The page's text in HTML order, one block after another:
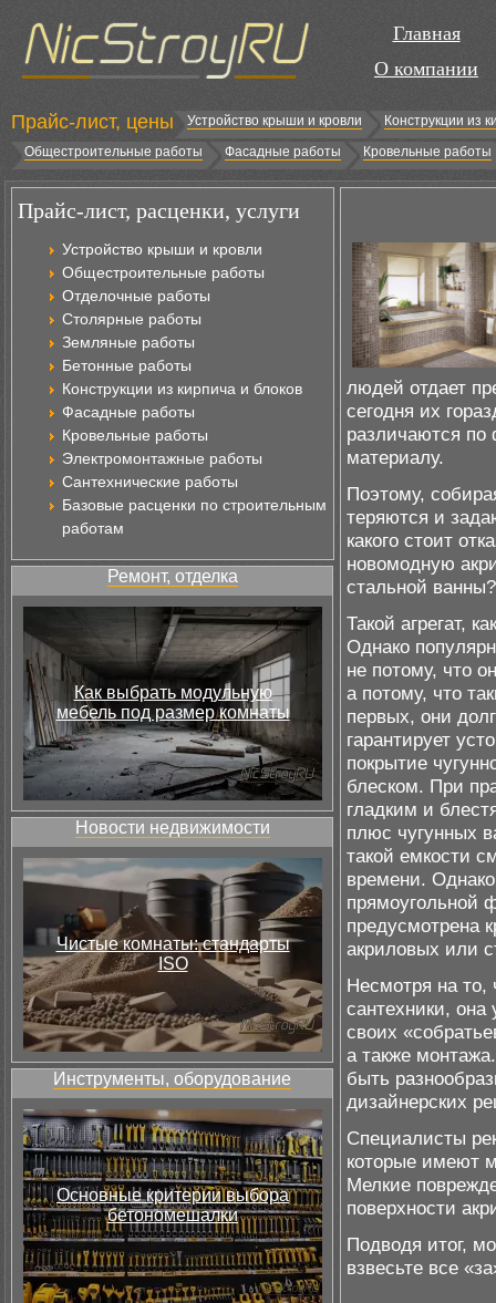
Главная
О компании
Прайс-лист, цены Устройство крыши и кровли
Конструкции из
Общестроительные работы
Фасадные работы Кровельные работы
Прайс-лист, расценки, услуги
Устройство крыши и кровли
Общестроительные работы
Отделочные работы
Столярные работы
Земляные работы
Бетонные работы
Конструкции из кирпича и блоков
Фасадные работы
Кровельные работы
Электромонтажные работы
Сантехнические работы
Базовые расценки по строительным
работам
Ремонт, отделка
Как выбрать модульную
мебель под размер комнаты
Новости недвижимости
Чистые комнаты: стандарты
ISO
Инструменты, оборудование
Основные критерии выбора
бетономешалки
людей отдает
сегодня их
различаются
материалу.
Поэтому,
теряются и
какого стоит
новомодную
стальной
Такой агрегат,
Однако
не потому, что
а потому, что
первых, они
гарантирует
покрытие
блеском. При
гладким и
плюс чугунных
такой емкости
времени.
прямоугольной
предусмотрена
акриловых или
Несмотря на то,
сантехники,
своих
а также
быть
дизайнерских
Специалисты
которые имеют
Мелкие
поверхности
Подводя итог,
взвесьте все